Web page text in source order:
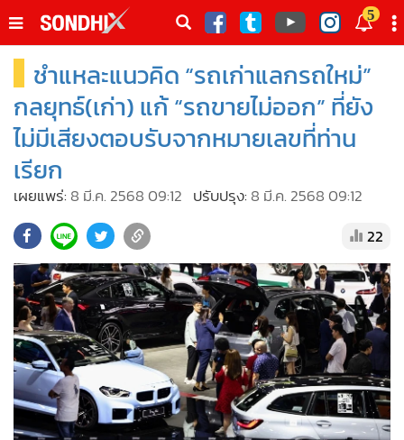
ดต
5
หน้าหลัก
SondhiX
Social
• World Talk
• Sondhitalk
• ข่าวลึกปมลับ
• Exclusive Health
• ผู้จัดกวน
• น่าสนใจ
• ข่าวอัพเดต
• เศรษฐกิจ-ธุรกิจ
• สังคม-โซเชียล
ชำแหละแนวคิด “รถเก่าแลกรถใหม่”
กลยุทธ์(เก่า) แก้ “รถขายไม่ออก” ที่ยัง
ไม่มีเสียงตอบรับจากหมายเลขที่ท่าน
เรียก
เผยแพร่: 8 มี.ค. 2568 09:12 ปรับปรุง: 8 มี.ค. 2568 09:12
22